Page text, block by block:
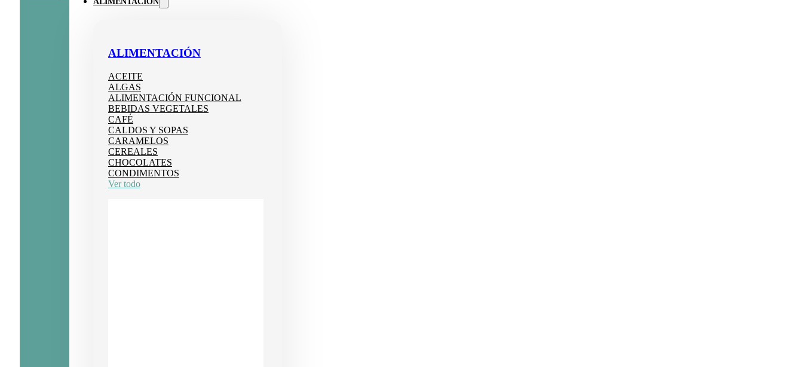
ALIMENTACIÓN
ACEITE
ALGAS
ALIMENTACIÓN FUNCIONAL
BEBIDAS VEGETALES
CAFÉ
CALDOS Y SOPAS
CARAMELOS
CEREALES
CHOCOLATES
CONDIMENTOS
Ver todo